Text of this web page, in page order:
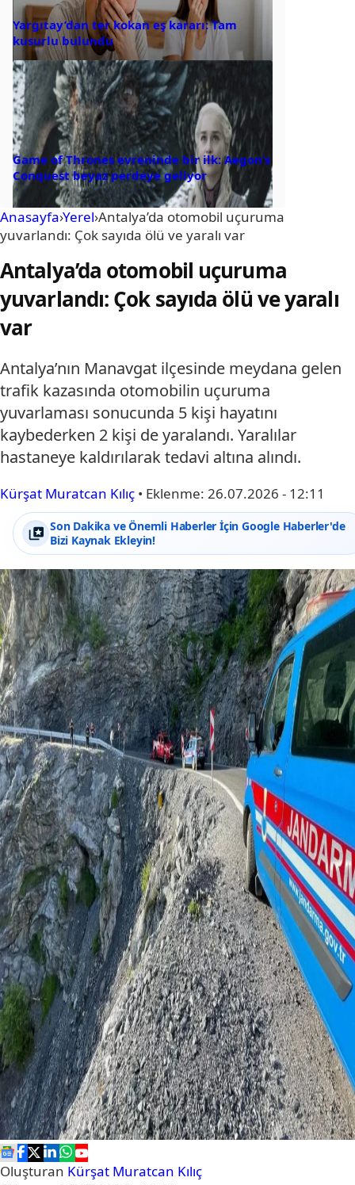
Yargıtay’dan ter kokan eş kararı: Tam
kusurlu bulundu
Game of Thrones evreninde bir ilk: Aegon’s
Conquest beyaz perdeye geliyor
Anasayfa›Yerel›Antalya’da otomobil uçuruma
yuvarlandı: Çok sayıda ölü ve yaralı var
Antalya’da otomobil uçuruma
yuvarlandı: Çok sayıda ölü ve yaralı
var
Antalya’nın Manavgat ilçesinde meydana gelen
trafik kazasında otomobilin uçuruma
yuvarlaması sonucunda 5 kişi hayatını
kaybederken 2 kişi de yaralandı. Yaralılar
hastaneye kaldırılarak tedavi altına alındı.
Kürşat Muratcan Kılıç • Eklenme: 26.07.2026 - 12:11
Son Dakika ve Önemli Haberler İçin Google Haberler'de
Bizi Kaynak Ekleyin!
Oluşturan Kürşat Muratcan Kılıç